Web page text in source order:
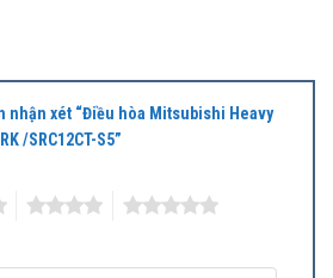
tục khẳng định giá trị công
nhận xét “Điều hòa Mitsubishi Heavy
/SRC12CT-S5”